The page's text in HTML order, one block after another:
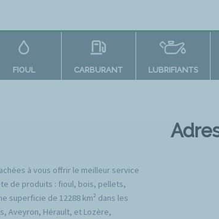
FIOUL CARBURANT LUBRIFIANTS
à vous offrir le meilleur service
de produits : fioul, bois, pellets,
superficie de 12288 km² dans les
Aveyron, Hérault, et Lozère,